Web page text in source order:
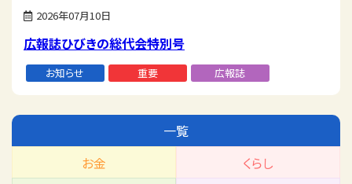
2026年07月10日
広報誌ひびきの総代会特別号
お知らせ 重要 広報誌
一覧
お金
くらし